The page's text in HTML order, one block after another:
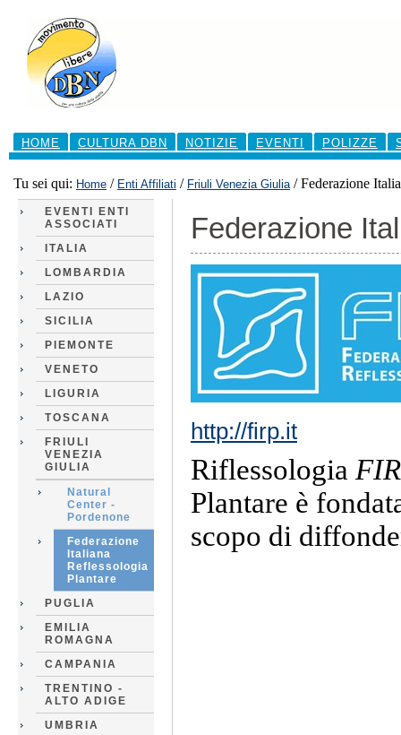
contenuti.
navigazione
Sezioni
HOME
CULTURA DBN NOTIZIE EVENTI POLIZZE
Tu sei qui: Home / Enti Affiliati / Friuli Venezia Giulia /Federazione
EVENTI ENTI
ASSOCIATI
ITALIA
LOMBARDIA
LAZIO
SICILIA
PIEMONTE
VENETO
LIGURIA
TOSCANA
FRIULI
VENEZIA
GIULIA
Natural
Center -
Pordenone
Federazione
Italiana
Reflessologia
Plantare
PUGLIA
EMILIA
ROMAGNA
CAMPANIA
TRENTINO -
ALTO ADIGE
UMBRIA
Federazione
http://firp.it
Riflessologia
Plantare è
scopo di